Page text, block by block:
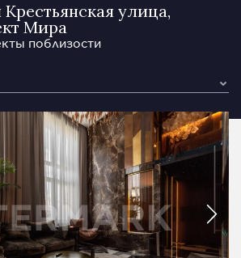
улица,
Мира
поблизости